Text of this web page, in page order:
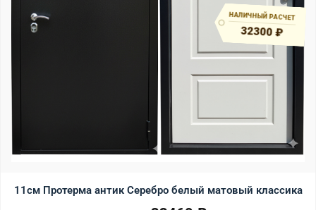
11см Протерма антик Серебро белый матовый классика
НАЛИЧНЫЙ РАСЧЕТ
32300 ₽